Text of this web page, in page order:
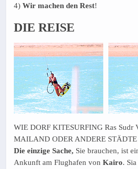
4) Wir machen den Rest!
DIE REISE
WIE DORF KITESURFING Ras
MAILAND ODER ANDERE STÄDTE
Die einzige Sache, Sie brauchen, ist
Ankunft am Flughafen von Kairo. Sia